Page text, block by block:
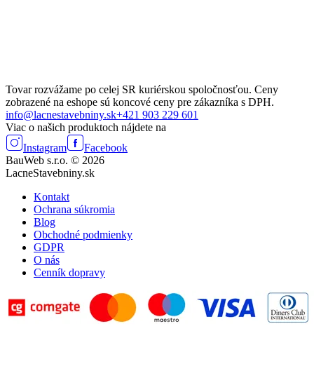
Tovar rozvážame po celej SR kuriérskou spoločnosťou. Ceny
zobrazené na eshope sú koncové ceny pre zákazníka s DPH.
info@lacnestavebniny.sk+421 903 229 601
Viac o našich produktoch nájdete na
Instagram
Facebook
BauWeb s.r.o. © 2026
LacneStavebniny.sk
Kontakt
Ochrana súkromia
Blog
Obchodné podmienky
GDPR
O nás
Cenník dopravy